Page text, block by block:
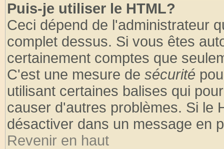
Puis-je utiliser le HTML?
Ceci dépend de l'administrateur
complet dessus. Si vous êtes
certainement comptes que
C'est une mesure de sécurité
utilisant certaines balises qui
causer d'autres problèmes. Si le
désactiver dans un message en
Revenir en haut